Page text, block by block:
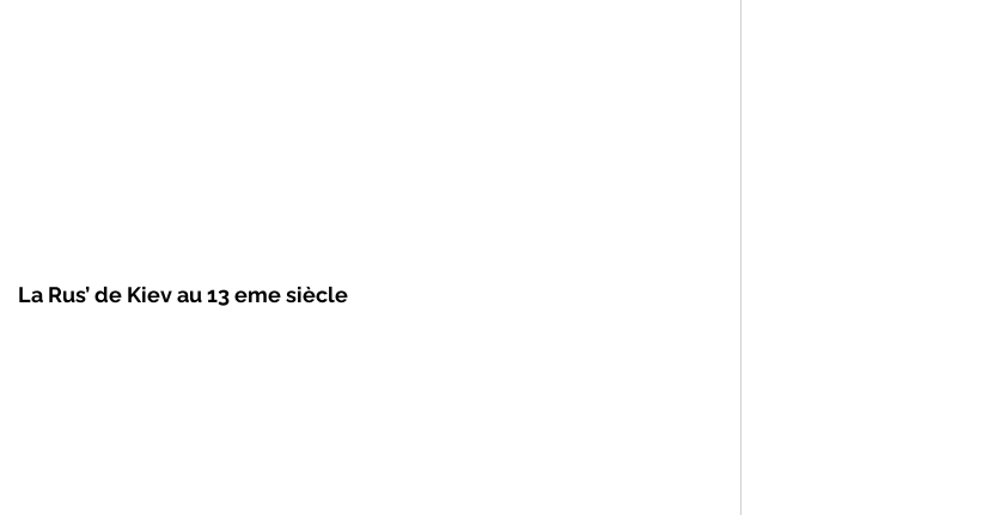
La Rus’ de Kiev au 13 eme siècle